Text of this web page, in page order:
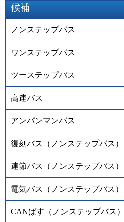
候補
ノンステップバス
ワンステップバス
ツーステップバス
高速バス
アンパンマンバス
復刻バス（ノンステップバス）
連節バス（ノンステップバス）
電気バス（ノンステップバス）
CANばす（ノンステップバス）